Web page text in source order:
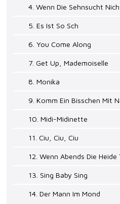
4. Wenn Die Sehnsucht
5. Es Ist So Sch
6. You Come Along
7. Get Up, Mademoiselle
8. Monika
9. Komm Ein Bisschen Mit
10. Midi-Midinette
11. Ciu, Ciu, Ciu
12. Wenn Abends Die Heide
13. Sing Baby Sing
14. Der Mann Im Mond